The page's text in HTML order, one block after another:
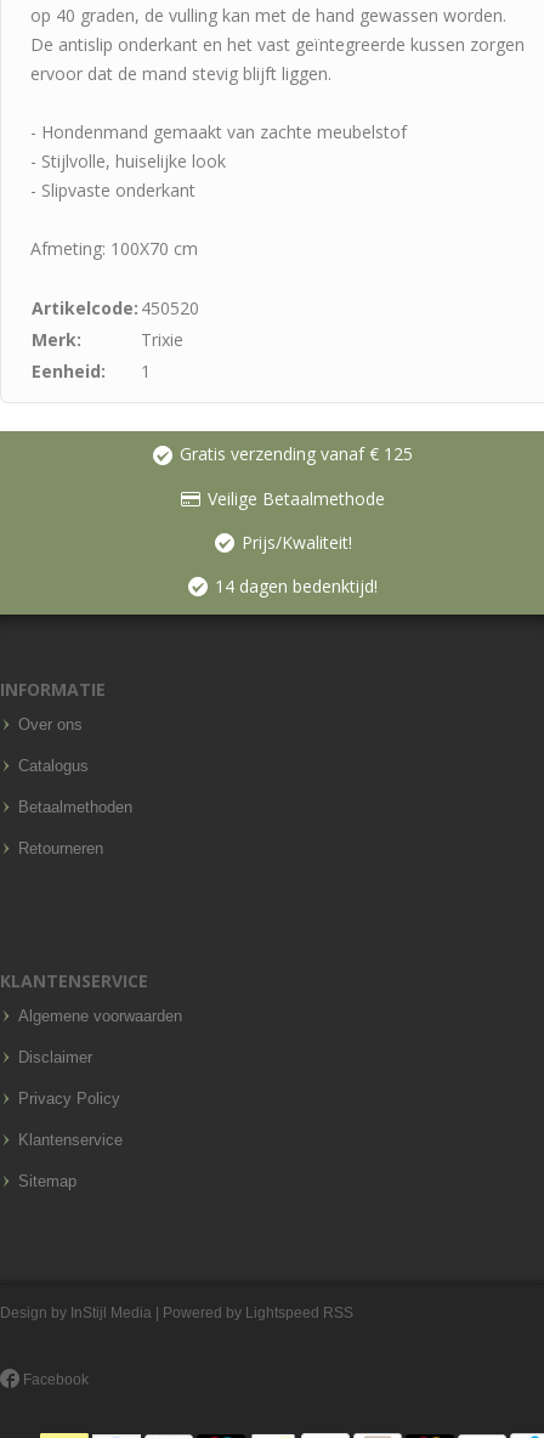
op 40 graden, de vulling kan met de hand gewassen worden.
De antislip onderkant en het vast geïntegreerde kussen zorgen
ervoor dat de mand stevig blijft liggen.
- Hondenmand gemaakt van zachte meubelstof
- Stijlvolle, huiselijke look
- Slipvaste onderkant
Afmeting: 100X70 cm
Artikelcode: 450520
Merk:
Trixie
Eenheid:
1
Gratis verzending vanaf € 125
Veilige Betaalmethode
Prijs/Kwaliteit!
14 dagen bedenktijd!
INFORMATIE
Over ons
Catalogus
Betaalmethoden
Retourneren
KLANTENSERVICE
Algemene voorwaarden
Disclaimer
Privacy Policy
Klantenservice
Sitemap
Design by InStijl Media | Powered by Lightspeed RSS
Facebook